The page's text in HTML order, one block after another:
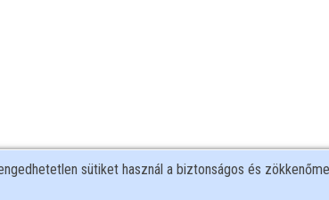
sütiket használ a biztonságos és